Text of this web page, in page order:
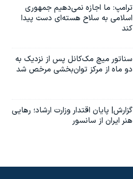
ترامپ: ما اجازه نمی‌دهیم جمهوری
اسلامی به سلاح هسته‌ای دست پیدا
کند
سناتور میچ مک‌کانل پس از نزدیک به
دو ماه از مرکز توان‌بخشی مرخص شد
گزارش| پایان اقتدار وزارت ارشاد؛ رهایی
هنر ایران از سانسور